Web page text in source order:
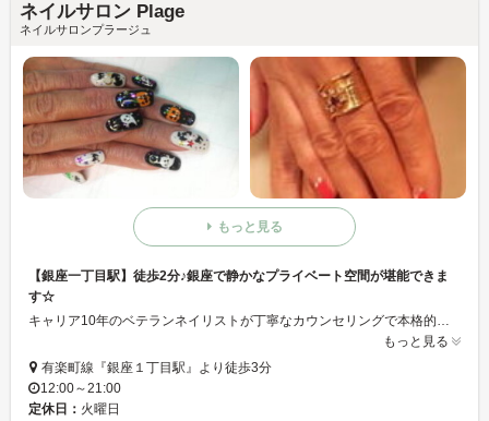
ネイルサロン Plage
ネイルサロンプラージュ
もっと見る
【銀座一丁目駅】徒歩2分♪銀座で静かなプライベート空間が堪能できま
す☆
もっと見る
有楽町線『銀座１丁目駅』より徒歩3分
12:00～21:00
定休日： 火曜日